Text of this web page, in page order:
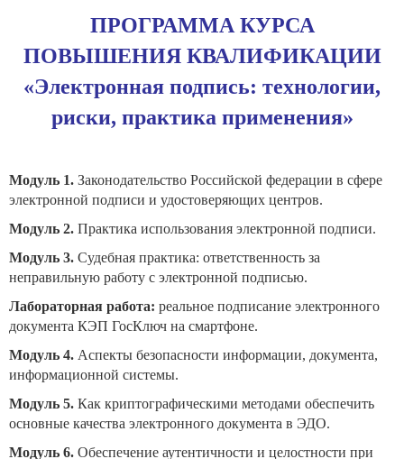
ПРОГРАММА КУРСА
ПОВЫШЕНИЯ КВАЛИФИКАЦИИ
«Электронная подпись: технологии,
риски, практика применения»
Модуль 1. Законодательство Российской федерации в сфере
электронной подписи и удостоверяющих центров.
Модуль 2. Практика использования электронной подписи.
Модуль 3. Судебная практика: ответственность за
неправильную работу с электронной подписью.
Лабораторная работа: реальное подписание электронного
документа КЭП ГосКлюч на смартфоне.
Модуль 4. Аспекты безопасности информации, документа,
информационной системы.
Модуль 5. Как криптографическими методами обеспечить
основные качества электронного документа в ЭДО.
Модуль 6. Обеспечение аутентичности и целостности при